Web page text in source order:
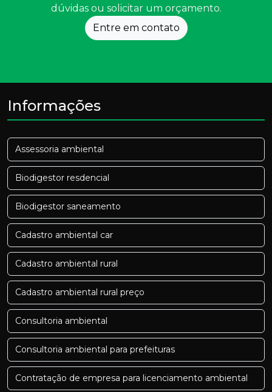
dúvidas ou solicitar um orçamento.
Entre em contato
Informações
Assessoria ambiental
Biodigestor resdencial
Biodigestor saneamento
Cadastro ambiental car
Cadastro ambiental rural
Cadastro ambiental rural preço
Consultoria ambiental
Consultoria ambiental para prefeituras
Contratação de empresa para licenciamento ambiental